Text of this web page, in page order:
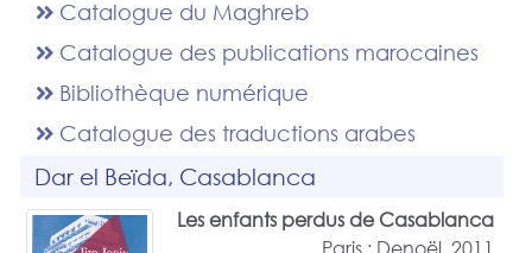
Catalogue du Maghreb
Catalogue des publications marocaines
Bibliothèque numérique
Catalogue des traductions arabes
Dar el Beïda, Casablanca
Les enfants perdus de Casablanca
Paris : Denoël, 2011